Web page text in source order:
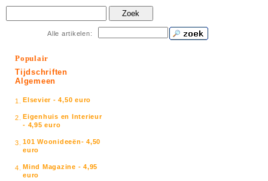
Zoek
Alle artikelen:
Populair
Tijdschriften
Algemeen
1. Elsevier - 4,50 euro
2. Eigenhuis en Interieur
- 4,95 euro
3. 101 Woonideeën- 4,50
euro
4. Mind Magazine - 4,95
euro